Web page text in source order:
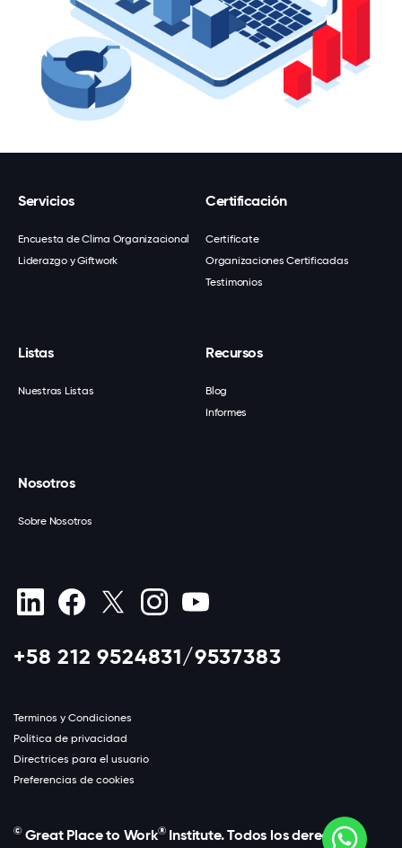
Servicios
Encuesta de Clima Organizacional
Liderazgo y Giftwork
Certificación
Certifícate
Organizaciones Certificadas
Testimonios
Listas
Nuestras Listas
Recursos
Blog
Informes
Nosotros
Sobre Nosotros
+58 212 9524831/9537383
Terminos y Condiciones
Política de privacidad
Directrices para el usuario
Preferencias de cookies
©Great Place to Work®Institute. Todos los derechos